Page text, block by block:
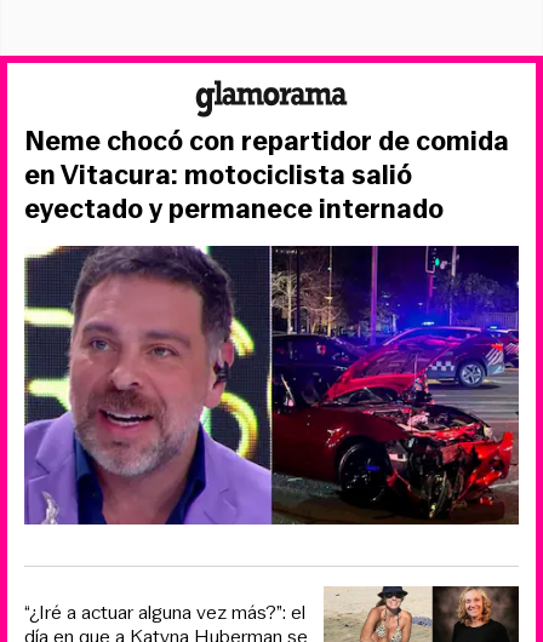
Neme chocó con repartidor de comida
en Vitacura: motociclista salió
eyectado y permanece internado
“¿Iré a actuar alguna vez más?”: el
día en que a Katyna Huberman se